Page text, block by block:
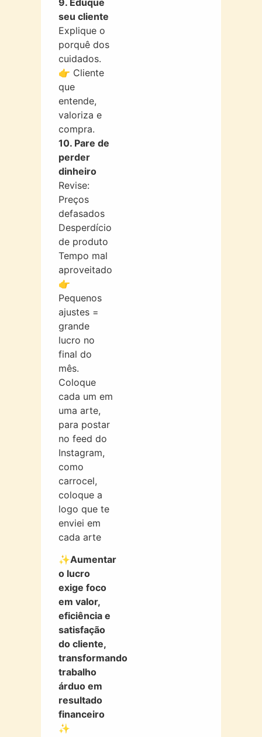
seu cliente
Explique o
porquê dos
cuidados.
👉 Cliente
que
entende,
valoriza e
compra.
10. Pare de
perder
dinheiro
Revise:
Preços
defasados
Desperdício
de produto
Tempo mal
aproveitado
👉
Pequenos
ajustes =
grande
lucro no
final do
mês.
Coloque
cada um em
uma arte,
para postar
no feed do
Instagram,
como
carrocel,
coloque a
logo que te
enviei em
cada arte
✨Aumentar
o lucro
exige foco
em valor,
eficiência e
satisfação
do cliente,
transformando
trabalho
árduo em
resultado
financeiro
✨